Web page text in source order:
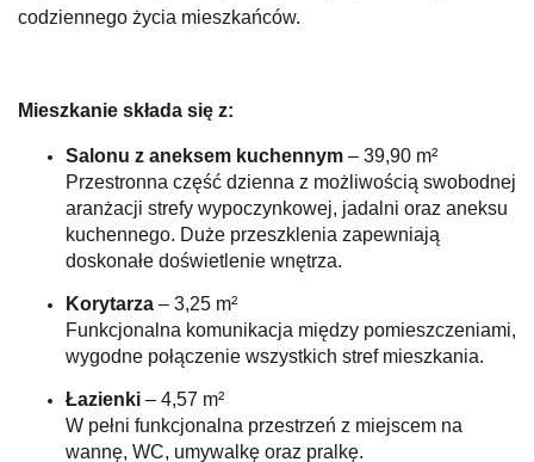
codziennego życia mieszkańców.
Mieszkanie składa się z:
Salonu z aneksem kuchennym – 39,90 m²
Przestronna część dzienna z możliwością swobodnej
aranżacji strefy wypoczynkowej, jadalni oraz aneksu
kuchennego. Duże przeszklenia zapewniają
doskonałe doświetlenie wnętrza.
Korytarza – 3,25 m²
Funkcjonalna komunikacja między pomieszczeniami,
wygodne połączenie wszystkich stref mieszkania.
Łazienki – 4,57 m²
W pełni funkcjonalna przestrzeń z miejscem na
wannę, WC, umywalkę oraz pralkę.